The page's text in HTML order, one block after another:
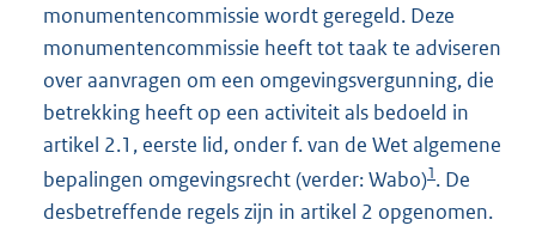
monumentencommissie wordt geregeld. Deze
monumentencommissie heeft tot taak te adviseren
over aanvragen om een omgevingsvergunning, die
betrekking heeft op een activiteit als bedoeld in
artikel 2.1, eerste lid, onder f. van de Wet algemene
bepalingen omgevingsrecht (verder: Wabo)1. De
desbetreffende regels zijn in artikel 2 opgenomen.